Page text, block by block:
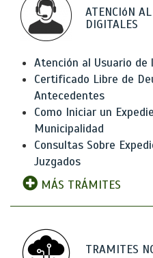
ATENCIóN
DIGITALES
Atención al Usuario de
Certificado Libre de
Antecedentes
Como Iniciar un
Municipalidad
Consultas Sobre
Juzgados
MÁS TRÁMITES
TRAMITES